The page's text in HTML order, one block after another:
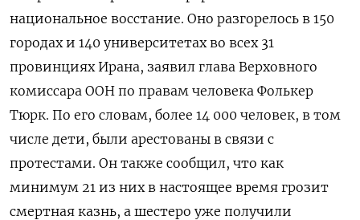
национальное восстание. Оно разгорелось в 150
городах и 140 университетах во всех 31
провинциях Ирана, заявил глава Верховного
комиссара ООН по правам человека Фолькер
Тюрк. По его словам, более 14 000 человек, в том
числе дети, были арестованы в связи с
протестами. Он также сообщил, что как
минимум 21 из них в настоящее время грозит
смертная казнь, а шестеро уже получили